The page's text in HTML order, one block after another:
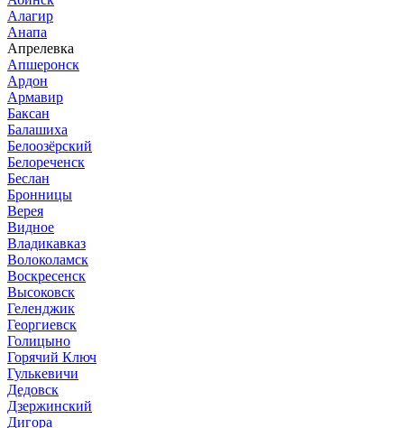
Алагир
Анапа
Апрелевка
Апшеронск
Ардон
Армавир
Баксан
Балашиха
Белоозёрский
Белореченск
Беслан
Бронницы
Верея
Видное
Владикавказ
Волоколамск
Воскресенск
Высоковск
Геленджик
Георгиевск
Голицыно
Горячий Ключ
Гулькевичи
Дедовск
Дзержинский
Дигора